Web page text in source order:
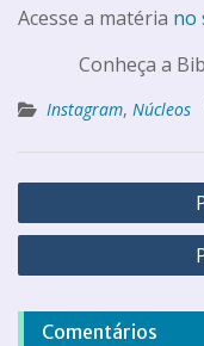
Acesse a matéria no
Conheça a
Instagram, Núcleos
Comentários